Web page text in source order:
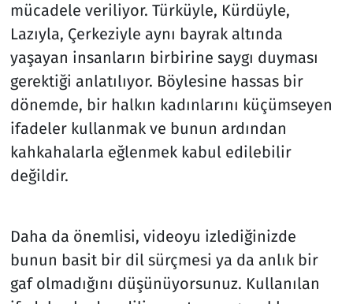
mücadele veriliyor. Türküyle, Kürdüyle,
Lazıyla, Çerkeziyle aynı bayrak altında
yaşayan insanların birbirine saygı duyması
gerektiği anlatılıyor. Böylesine hassas bir
dönemde, bir halkın kadınlarını küçümseyen
ifadeler kullanmak ve bunun ardından
kahkahalarla eğlenmek kabul edilebilir
değildir.
Daha da önemlisi, videoyu izlediğinizde
bunun basit bir dil sürçmesi ya da anlık bir
gaf olmadığını düşünüyorsunuz. Kullanılan